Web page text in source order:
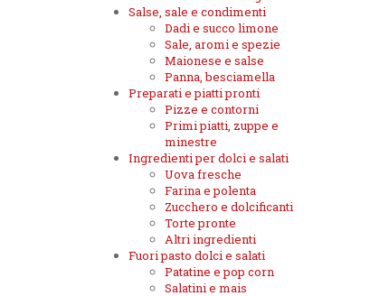
Salse, sale e condimenti
Dadi e succo limone
Sale, aromi e spezie
Maionese e salse
Panna, besciamella
Preparati e piatti pronti
Pizze e contorni
Primi piatti, zuppe e
minestre
Ingredienti per dolci e salati
Uova fresche
Farina e polenta
Zucchero e dolcificanti
Torte pronte
Altri ingredienti
Fuori pasto dolci e salati
Patatine e pop corn
Salatini e mais